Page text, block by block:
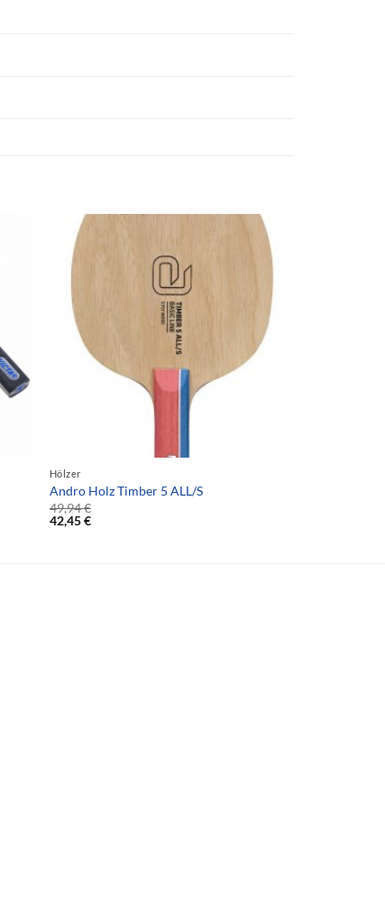
Hölzer
Andro Holz Timber 5 ALL/S
49,94€
42,45€